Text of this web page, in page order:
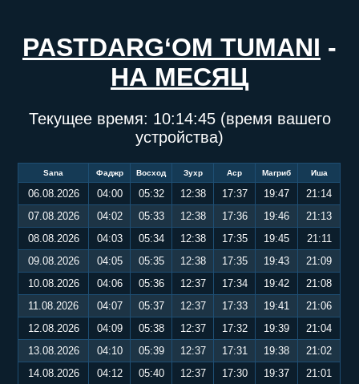
PASTDARG‘OM TUMANI -
НА МЕСЯЦ
Текущее время: 10:14:45(время вашего
устройства)
Sana Фаджр Восход Зухр Аср Магриб Иша
06.08.2026 04:00 05:32 12:38 17:37 19:47
21:14
07.08.2026
04:02 05:33 12:38 17:36 19:46
21:13
08.08.2026
04:03 05:34 12:38 17:35 19:45
21:11
09.08.2026
04:05 05:35 12:38 17:35 19:43
21:09
10.08.2026
04:06 05:36 12:37 17:34 19:42
21:08
11.08.2026
04:07 05:37 12:37 17:33 19:41
21:06
12.08.2026
04:09 05:38 12:37 17:32 19:39
21:04
13.08.2026
04:10 05:39 12:37 17:31 19:38
21:02
14.08.2026
04:12 05:40 12:37 17:30 19:37
21:01